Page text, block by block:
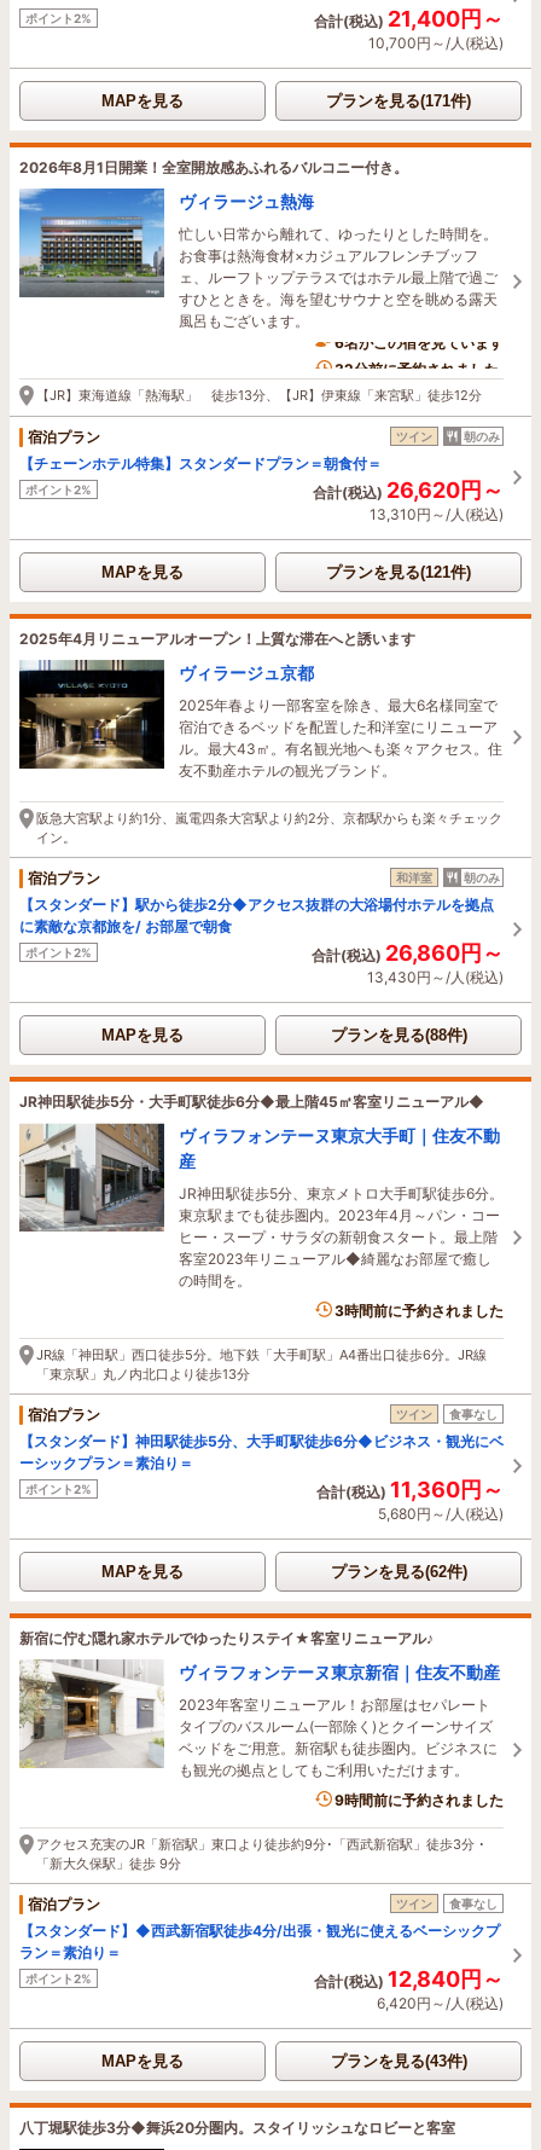
ポイント2% 合計(税込) 21,400円～
10,700円～/人(税込)
MAPを見る プランを見る(171件)
2026年8月1日開業！全室開放感あふれるバルコニー付き。
ヴィラージュ熱海
忙しい日常から離れて、ゆったりとした時間を。
お食事は熱海食材×カジュアルフレンチブッフ
ェ、ルーフトップテラスではホテル最上階で過ご
すひとときを。海を望むサウナと空を眺める露天
風呂もございます。
6名がこの宿を見ています
32分前に予約されました
【JR】東海道線「熱海駅」 徒歩13分、【JR】伊東線「来宮駅」徒歩12分
宿泊プラン ツイン 朝のみ
【チェーンホテル特集】スタンダードプラン＝朝食付＝
ポイント2% 合計(税込) 26,620円～
13,310円～/人(税込)
MAPを見る プランを見る(121件)
2025年4月リニューアルオープン！上質な滞在へと誘います
ヴィラージュ京都
2025年春より一部客室を除き、最大6名様同室で
宿泊できるベッドを配置した和洋室にリニューア
ル。最大43㎡。有名観光地へも楽々アクセス。住
友不動産ホテルの観光ブランド。
阪急大宮駅より約1分、嵐電四条大宮駅より約2分、京都駅からも楽々チェック
イン。
宿泊プラン 和洋室 朝のみ
【スタンダード】駅から徒歩2分◆アクセス抜群の大浴場付ホテルを拠点
に素敵な京都旅を/ お部屋で朝食
ポイント2% 合計(税込) 26,860円～
13,430円～/人(税込)
MAPを見る プランを見る(88件)
JR神田駅徒歩5分・大手町駅徒歩6分◆最上階45㎡客室リニューアル◆
ヴィラフォンテーヌ東京大手町｜住友不動
産
JR神田駅徒歩5分、東京メトロ大手町駅徒歩6分。
東京駅までも徒歩圏内。2023年4月～パン・コー
ヒー・スープ・サラダの新朝食スタート。最上階
客室2023年リニューアル◆綺麗なお部屋で癒し
の時間を。
3時間前に予約されました
JR線「神田駅」西口徒歩5分。地下鉄「大手町駅」A4番出口徒歩6分。JR線
「東京駅」丸ノ内北口より徒歩13分
宿泊プラン ツイン 食事なし
【スタンダード】神田駅徒歩5分、大手町駅徒歩6分◆ビジネス・観光にベ
ーシックプラン＝素泊り＝
ポイント2% 合計(税込) 11,360円～
5,680円～/人(税込)
MAPを見る プランを見る(62件)
新宿に佇む隠れ家ホテルでゆったりステイ★客室リニューアル♪
ヴィラフォンテーヌ東京新宿｜住友不動産
2023年客室リニューアル！お部屋はセパレート
タイプのバスルーム(一部除く)とクイーンサイズ
ベッドをご用意。新宿駅も徒歩圏内。ビジネスに
も観光の拠点としてもご利用いただけます。
9時間前に予約されました
アクセス充実のJR「新宿駅」東口より徒歩約9分･「西武新宿駅」徒歩3分 ･
「新大久保駅」徒歩 9分
宿泊プラン ツイン 食事なし
【スタンダード】◆西武新宿駅徒歩4分/出張・観光に使えるベーシックプ
ラン＝素泊り＝
ポイント2% 合計(税込) 12,840円～
6,420円～/人(税込)
MAPを見る プランを見る(43件)
八丁堀駅徒歩3分◆舞浜20分圏内。スタイリッシュなロビーと客室